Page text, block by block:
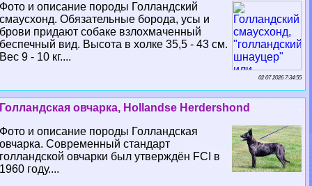
Фото и описание породы Голландский
смаусхонд. Обязательные борода, усы и
брови придают собаке взлохмаченный
беспечный вид. Высота в холке 35,5 - 43 см.
Вес 9 - 10 кг....
02 07 2026 7:34:55
Голландская овчарка, Hollandse Herdershond
Фото и описание породы Голландская
овчарка. Современный стандарт
голландской овчарки был утверждён FCI в
1960 году....